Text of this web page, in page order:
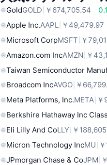
GoldGOLD ￥674,705.54
Apple Inc.AAPL ￥49,479.97
Microsoft CorpMSFT ￥
Amazon.com IncAMZN ￥
Taiwan Semiconductor
Broadcom IncAVGO ￥
Meta Platforms, Inc.META
Berkshire Hathaway Inc
Eli Lilly And CoLLY ￥
Micron Technology IncMU
JPmorgan Chase & CoJPM